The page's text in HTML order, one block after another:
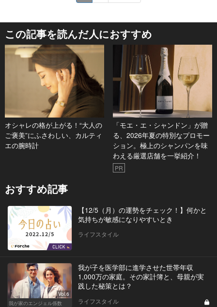
この記事を読んだ人におすすめ
オシャレの格が上がる！“大人の
ご褒美”にふさわしい、カルティ
エの腕時計
「モエ・エ・シャンドン」が贈
る、2026年夏の特別なプロモー
ション。極上のシャンパンを味
わえる厳選店舗を一挙紹介！
PR
おすすめ記事
【12/5（月）の運勢をチェック！】何かと
気持ちが敏感になりやすいとき
ライフスタイル
Vol.6
我が家のエンジェル係数
我が子を医学部に進学させた世帯年収
1,000万の家庭。その家計簿と、母親が実
践した秘策とは？
ライフスタイル